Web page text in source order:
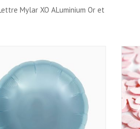
Mylar XO ALuminium Or et